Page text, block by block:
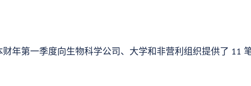
年第一季度向生物科学公司、大学和非营利组织提供了 11